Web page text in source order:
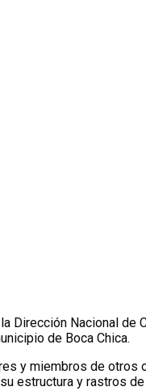
Dirección Nacional de
de Boca Chica.
y miembros de
estructura y rastros